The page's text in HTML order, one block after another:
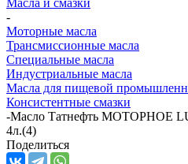
-
Моторные масла
Трансмиссионные масла
Специальные масла
Индустриальные масла
Масла для пищевой
Консистентные смазки
-Масло Татнефть МОТОРНОЕ
4л.(4)
Поделиться